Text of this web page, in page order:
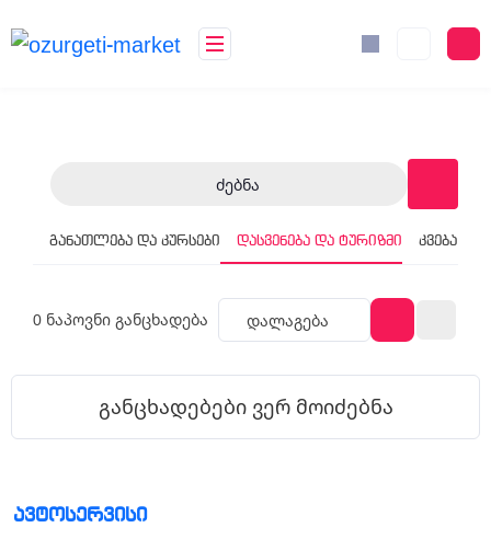
Ძებნა
განათლება და კურსები დასვენება და ტურიზმი კვება
0 ნაპოვნი განცხადება Დალაგება
ავტოსერვისი